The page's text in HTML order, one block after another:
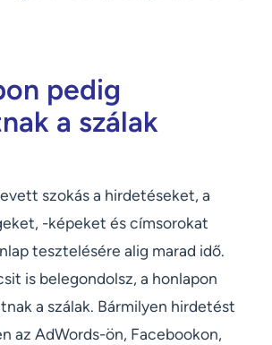
pedig
a szálak
szokás a hirdetéseket, a
-képeket és címsorokat
tesztelésére alig marad idő.
is belegondolsz, a honlapon
a szálak. Bármilyen hirdetést
az AdWords-ön, Facebookon,